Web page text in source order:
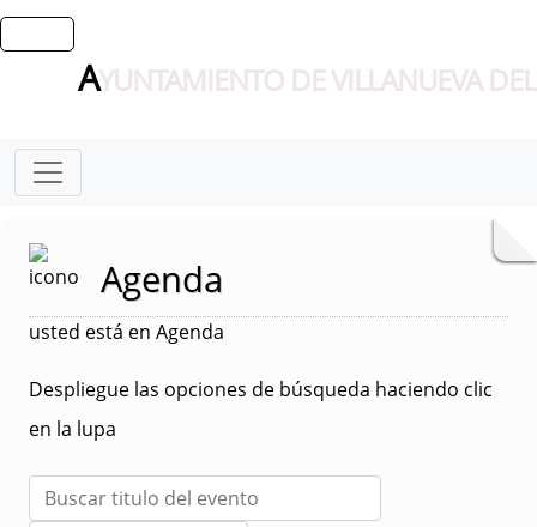
AYUNTAMIENTO DE VILLANUEVA
Agenda
usted está en Agenda
Despliegue las opciones de búsqueda haciendo clic
en la lupa